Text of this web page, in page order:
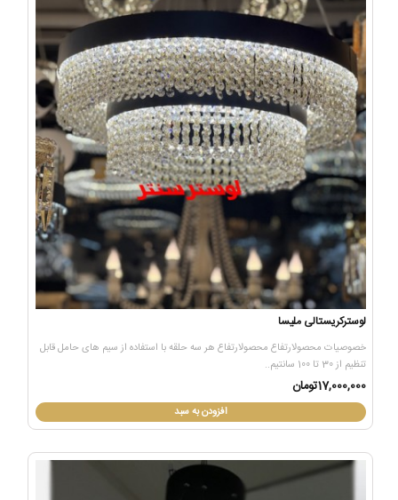
لوسترکریستالی ملیسا
خصوصیات محصولارتفاع محصولارتفاع هر سه حلقه با استفاده از سیم های حامل قابل
تنظیم از 30 تا 100 سانتیم..
17,000,000تومان
افزودن به سبد